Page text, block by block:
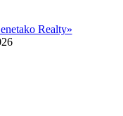
Realty»